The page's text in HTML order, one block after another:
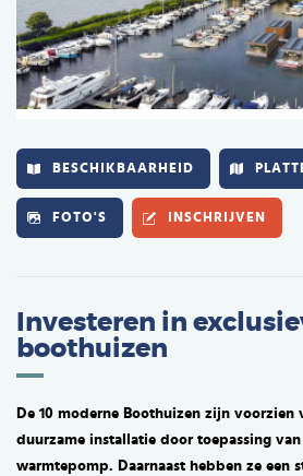
BESCHIKBAARHEID
FOTO'S INSCHRIJVEN
Investeren in
boothuizen
De 10 moderne Boothuizen zijn voorzien
duurzame installatie door toepassing van
warmtepomp. Daarnaast hebben ze een